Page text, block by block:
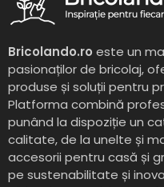
Bricolando.ro este un
pasionaților de bricolaj,
produse și soluții pentru
Platforma combină
punând la dispoziție un
calitate, de la unelte și
accesorii pentru casă și
pe sustenabilitate și